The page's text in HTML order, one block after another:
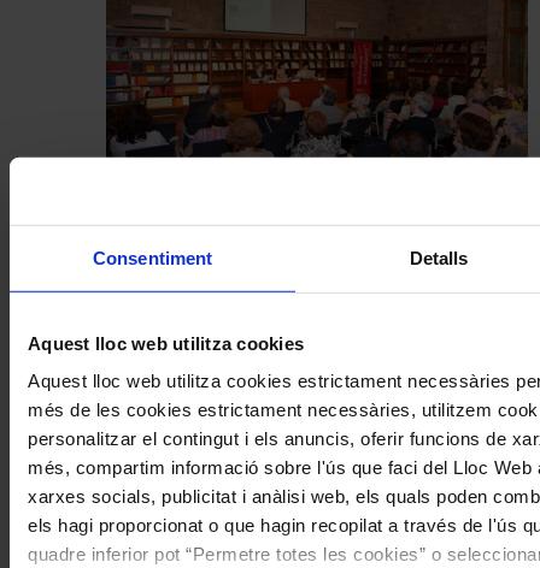
Consentiment Detalls
Aquest lloc web utilitza cookies
Aquest lloc web utilitza cookies estrictament necessàries
més de les cookies estrictament necessàries, utilitzem
personalitzar el contingut i els anuncis, oferir funcions de
més, compartim informació sobre l'ús que faci del Lloc Web
xarxes socials, publicitat i anàlisi web, els quals poden
els hagi proporcionat o que hagin recopilat a través de l'ús
quadre inferior pot “Permetre totes les cookies” o
Comença la cinquena edició del cicle
Històrics de l’Associació Joan Manén
Coneix la nostra publicació
I gaudeix a més dels següents descomptes:
20% als concerts del Palau de la Música Catalana
Descomptes a altres cicles de concerts col·laboradors